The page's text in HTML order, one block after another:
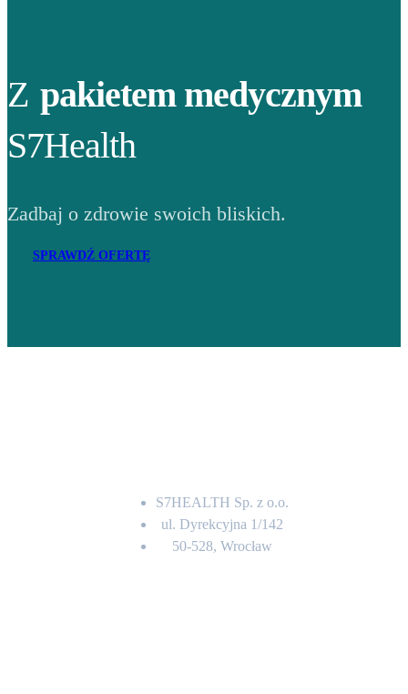
Z pakietem medycznym
S7Health
Zadbaj o zdrowie swoich bliskich.
SPRAWDŹ OFERTĘ
S7HEALTH Sp. z o.o.
ul. Dyrekcyjna 1/142
50-528, Wrocław